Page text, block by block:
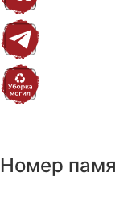
Номер